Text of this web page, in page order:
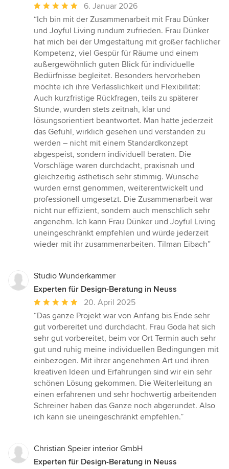
Durchschnittliche
Bewertung:
5
von
5
Sternen
6. Januar 2026
“Ich bin mit der Zusammenarbeit mit Frau Dünker
und Joyful Living rundum zufrieden. Frau Dünker
hat mich bei der Umgestaltung mit großer fachlicher
Kompetenz, viel Gespür für Räume und einem
außergewöhnlich guten Blick für individuelle
Bedürfnisse begleitet. Besonders hervorheben
möchte ich ihre Verlässlichkeit und Flexibilität:
Auch kurzfristige Rückfragen, teils zu späterer
Stunde, wurden stets zeitnah, klar und
lösungsorientiert beantwortet. Man hatte jederzeit
das Gefühl, wirklich gesehen und verstanden zu
werden – nicht mit einem Standardkonzept
abgespeist, sondern individuell beraten. Die
Vorschläge waren durchdacht, praxisnah und
gleichzeitig ästhetisch sehr stimmig. Wünsche
wurden ernst genommen, weiterentwickelt und
professionell umgesetzt. Die Zusammenarbeit war
nicht nur effizient, sondern auch menschlich sehr
angenehm. Ich kann Frau Dünker und Joyful Living
uneingeschränkt empfehlen und würde jederzeit
wieder mit ihr zusammenarbeiten. Tilman Eibach”
Studio Wunderkammer
Experten für Design-Beratung in Neuss
Durchschnittliche
Bewertung:
5
von
5
Sternen
20. April 2025
“Das ganze Projekt war von Anfang bis Ende sehr
gut vorbereitet und durchdacht. Frau Goda hat sich
sehr gut vorbereitet, beim vor Ort Termin auch sehr
gut und ruhig meine individuellen Bedingungen mit
einbezogen. Mit ihrer angenehmen Art und ihren
kreativen Ideen und Erfahrungen sind wir ein sehr
schönen Lösung gekommen. Die Weiterleitung an
einen erfahrenen und sehr hochwertig arbeitenden
Schreiner haben das Ganze noch abgerundet. Also
ich kann sie uneingeschränkt empfehlen.”
Christian Speier interior GmbH
Experten für Design-Beratung in Neuss